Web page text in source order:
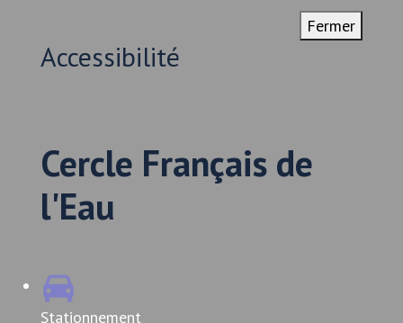
Fermer
Accessibilité
Cercle Français de
l'Eau
Stationnement